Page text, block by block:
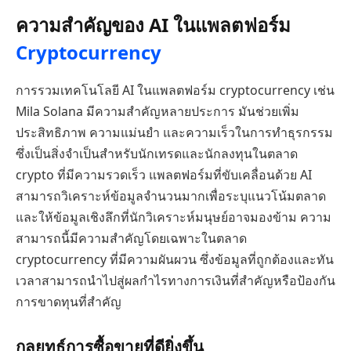
ความสำคัญของ AI ในแพลตฟอร์ม
Cryptocurrency
การรวมเทคโนโลยี AI ในแพลตฟอร์ม cryptocurrency เช่น
Mila Solana มีความสำคัญหลายประการ มันช่วยเพิ่ม
ประสิทธิภาพ ความแม่นยำ และความเร็วในการทำธุรกรรม
ซึ่งเป็นสิ่งจำเป็นสำหรับนักเทรดและนักลงทุนในตลาด
crypto ที่มีความรวดเร็ว แพลตฟอร์มที่ขับเคลื่อนด้วย AI
สามารถวิเคราะห์ข้อมูลจำนวนมากเพื่อระบุแนวโน้มตลาด
และให้ข้อมูลเชิงลึกที่นักวิเคราะห์มนุษย์อาจมองข้าม ความ
สามารถนี้มีความสำคัญโดยเฉพาะในตลาด
cryptocurrency ที่มีความผันผวน ซึ่งข้อมูลที่ถูกต้องและทัน
เวลาสามารถนำไปสู่ผลกำไรทางการเงินที่สำคัญหรือป้องกัน
การขาดทุนที่สำคัญ
กลยุทธ์การซื้อขายที่ดียิ่งขึ้น